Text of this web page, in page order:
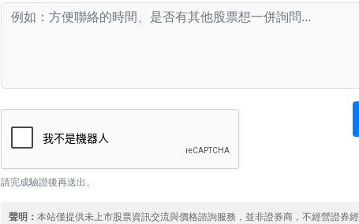
請完成驗證後再送出。
聲明：本站僅提供未上市股票資訊交流與價格諮詢服務，並非證券商，不經營證券